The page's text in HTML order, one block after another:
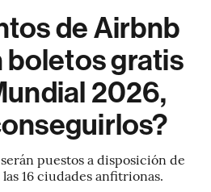
de Airbnb
gratis
2026,
puestos a disposición de
16 ciudades anfitrionas.